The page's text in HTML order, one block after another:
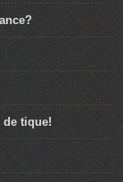
de tique!